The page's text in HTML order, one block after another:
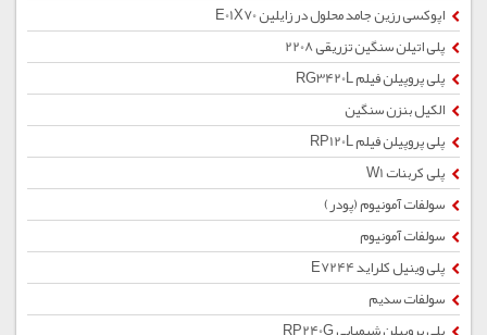
اپوکسی رزین جامد محلول در زایلین E01X70
پلی اتیلن سنگین تزریقی 2208
پلی پروپیلن فیلم RG3420L
الکیل بنزن سنگین
پلی پروپیلن فیلم RP120L
پلی کربنات W1
سولفات آمونیوم (پودر)
سولفات آمونیوم
پلی وینیل کلراید E7244
سولفات سدیم